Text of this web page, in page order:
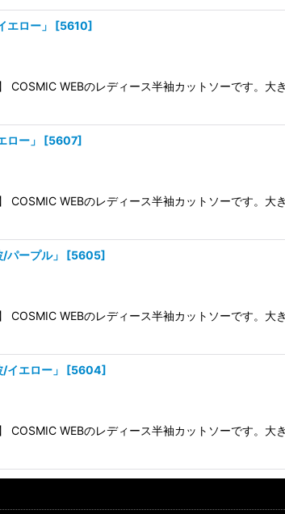
絞り込む
ロー」 [5610]
COSMIC WEBのレディース半袖カットソーです。
ー」 [5607]
COSMIC WEBのレディース半袖カットソーです。
ープル」 [5605]
COSMIC WEBのレディース半袖カットソーです。
エロー」 [5604]
COSMIC WEBのレディース半袖カットソーです。